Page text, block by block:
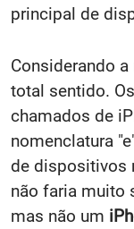
principal de
Considerando
total sentido.
chamados de
nomenclatura
de dispositivos
não faria muito
mas não um